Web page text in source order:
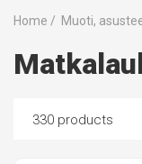
Home / Muoti,
330 products